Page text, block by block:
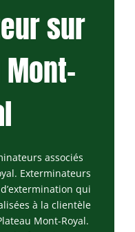
sur
associés
Exterminateurs
qui
à la clientèle
Mont-Royal.